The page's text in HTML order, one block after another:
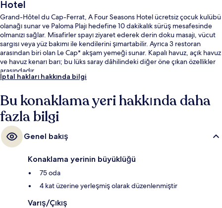
Hotel
Grand-Hôtel du Cap-Ferrat, A Four Seasons Hotel ücretsiz çocuk kulübü
olanağı sunar ve Paloma Plajı hedefine 10 dakikalık sürüş mesafesinde
olmanızı sağlar. Misafirler spayı ziyaret ederek derin doku masajı, vücut
sargısı veya yüz bakımı ile kendilerini şımartabilir. Ayrıca 3 restoran
arasından biri olan Le Cap* akşam yemeği sunar. Kapalı havuz, açık havuz
ve havuz kenarı barı; bu lüks saray dâhilindeki diğer öne çıkan özellikler
arasındadır.
İptal hakları hakkında bilgi
Bu konaklama yeri hakkında daha
fazla bilgi
Genel bakış
Konaklama yerinin büyüklüğü
75 oda
4 kat üzerine yerleşmiş olarak düzenlenmiştir
Varış/Çıkış